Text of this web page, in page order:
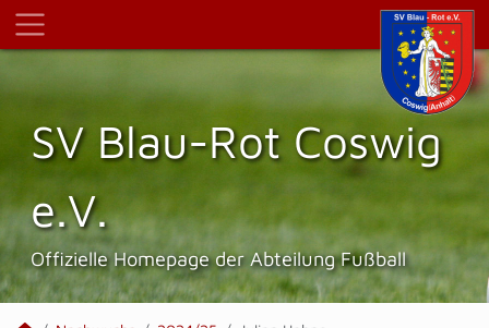
SV Blau-Rot Coswig
e.V.
Offizielle Homepage der Abteilung Fußball